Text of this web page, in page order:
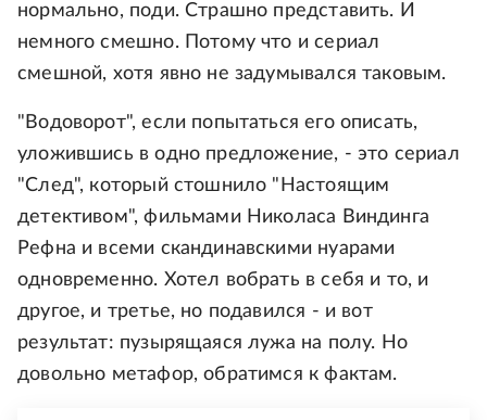
нормально, поди. Страшно представить. И
немного смешно. Потому что и сериал
смешной, хотя явно не задумывался таковым.
"Водоворот", если попытаться его описать,
уложившись в одно предложение, - это сериал
"След", который стошнило "Настоящим
детективом", фильмами Николаса Виндинга
Рефна и всеми скандинавскими нуарами
одновременно. Хотел вобрать в себя и то, и
другое, и третье, но подавился - и вот
результат: пузырящаяся лужа на полу. Но
довольно метафор, обратимся к фактам.